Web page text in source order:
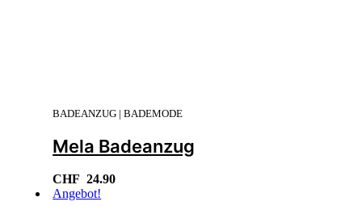
BADEANZUG | BADEMODE
Mela Badeanzug
CHF 24.90
Angebot!